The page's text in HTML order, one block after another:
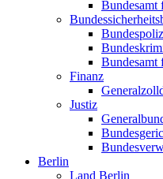
Bundesamt
Bundesamt
Finanz
Justiz
Berlin
Land Berlin